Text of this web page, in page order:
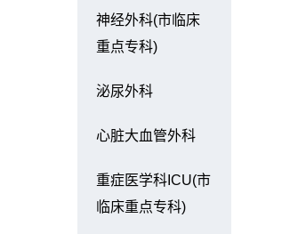
神经外科(市临床
重点专科)
泌尿外科
心脏大血管外科
重症医学科ICU(市
临床重点专科)